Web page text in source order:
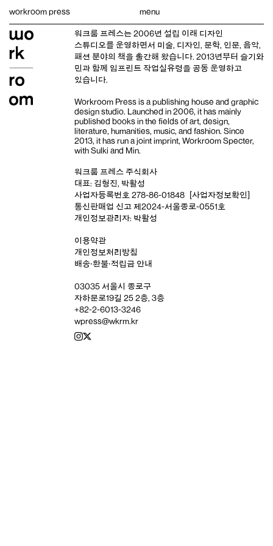
workroom press menu
워크룸 프레스는 2006년 설립 이래 디자인
스튜디오를 운영하면서 미술, 디자인, 문학, 인문, 음악,
패션 분야의 책을 출간해 왔습니다. 2013년부터 슬기와
민과 함께 임프린트 작업실유령을 공동 운영하고
있습니다.
Workroom Press is a publishing house and graphic
design studio. Launched in 2006, it has mainly
published books in the fields of art, design,
literature, humanities, music, and fashion. Since
2013, it has run a joint imprint, Workroom Specter,
with Sulki and Min.
워크룸 프레스 주식회사
대표: 김형진, 박활성
사업자등록번호 278-86-01848
[사업자정보확인]
통신판매업 신고 제2024-서울종로-0551호
개인정보관리자: 박활성
이용약관
개인정보처리방침
배송‧환불‧적립금 안내
03035 서울시 종로구
자하문로19길 25 2층, 3층
+82-2-6013-3246
wpress@wkrm.kr